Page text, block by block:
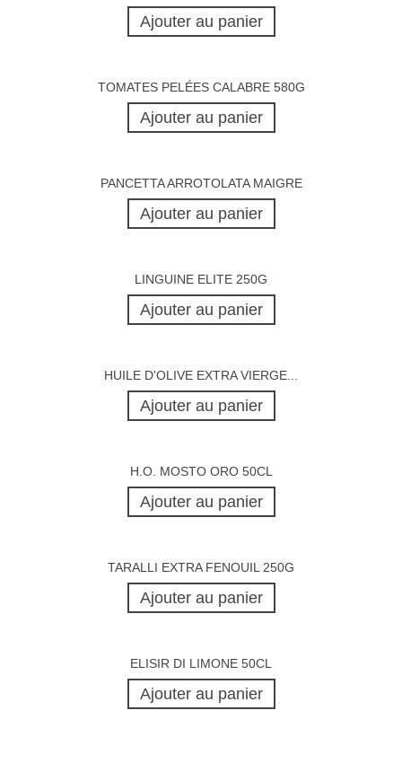
Ajouter au panier
TOMATES PELÉES CALABRE 580G
Ajouter au panier
PANCETTA ARROTOLATA MAIGRE
Ajouter au panier
LINGUINE ELITE 250G
Ajouter au panier
HUILE D'OLIVE EXTRA VIERGE...
Ajouter au panier
H.O. MOSTO ORO 50CL
Ajouter au panier
TARALLI EXTRA FENOUIL 250G
Ajouter au panier
ELISIR DI LIMONE 50CL
Ajouter au panier